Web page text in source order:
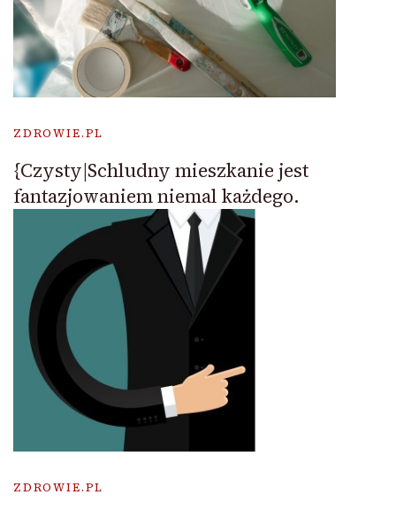
ZDROWIE.PL
{Czysty|Schludny mieszkanie jest
fantazjowaniem niemal każdego.
ZDROWIE.PL